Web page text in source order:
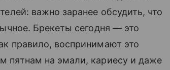
важно заранее обсудить, что
Брекеты сегодня — это
правило, воспринимают это
пятнам на эмали, кариесу и даже